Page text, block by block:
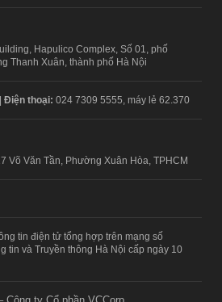
Hapulico Complex, Số 01, phố
Thanh Xuân, thành phố Hà Nội
Điện thoại: 024 7309 5555, máy lẻ 62.370
Võ Văn Tần, Phường Xuân Hòa, TPHCM
tin điện tử tổng hợp trên mạng số
tin và Truyền thông Hà Nội cấp ngày 10